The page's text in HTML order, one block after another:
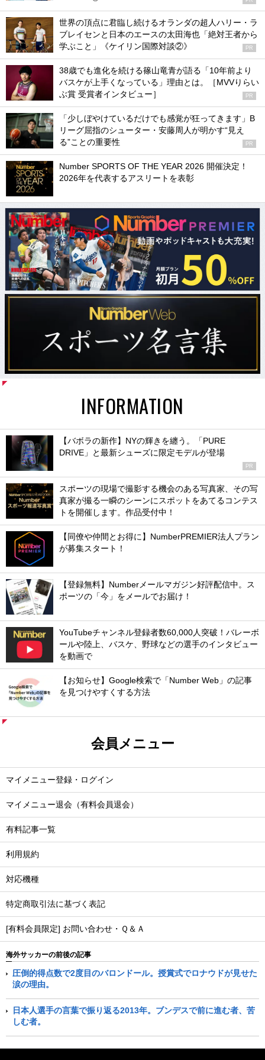
世界の頂点に君臨し続けるオランダの超人ハリー・ラ
ブレイセンと日本のエースの太田海也「絶対王者から
学ぶこと」《ケイリン国際対談②》
PR
38歳でも進化を続ける篠山竜青が語る「10年前より
バスケが上手くなっている」理由とは。［MVVりらい
ぶ賞 受賞者インタビュー］
PR
「少しぼやけているだけでも感覚が狂ってきます」B
リーグ屈指のシューター・安藤周人が明かす“見え
る”ことの重要性
PR
Number SPORTS OF THE YEAR 2026 開催決定！
2026年を代表するアスリートを表彰
INFORMATION
【バボラの新作】NYの輝きを纏う。「PURE
DRIVE」と最新シューズに限定モデルが登場
PR
スポーツの現場で撮影する機会のある写真家、その写
真家が撮る一瞬のシーンにスポットをあてるコンテス
トを開催します。作品受付中！
【同僚や仲間とお得に】NumberPREMIER法人プラン
が募集スタート！
【登録無料】Numberメールマガジン好評配信中。ス
ポーツの「今」をメールでお届け！
YouTubeチャンネル登録者数60,000人突破！バレーボ
ールや陸上、バスケ、野球などの選手のインタビュー
を動画で
【お知らせ】Google検索で「Number Web」の記事
を見つけやすくする方法
会員メニュー
マイメニュー登録・ログイン
マイメニュー退会（有料会員退会）
有料記事一覧
利用規約
対応機種
特定商取引法に基づく表記
[有料会員限定] お問い合わせ・Ｑ＆Ａ
海外サッカーの前後の記事
圧倒的得点数で2度目のバロンドール。授賞式でロナウドが見せた
涙の理由。
日本人選手の言葉で振り返る2013年。ブンデスで前に進む者、苦
しむ者。